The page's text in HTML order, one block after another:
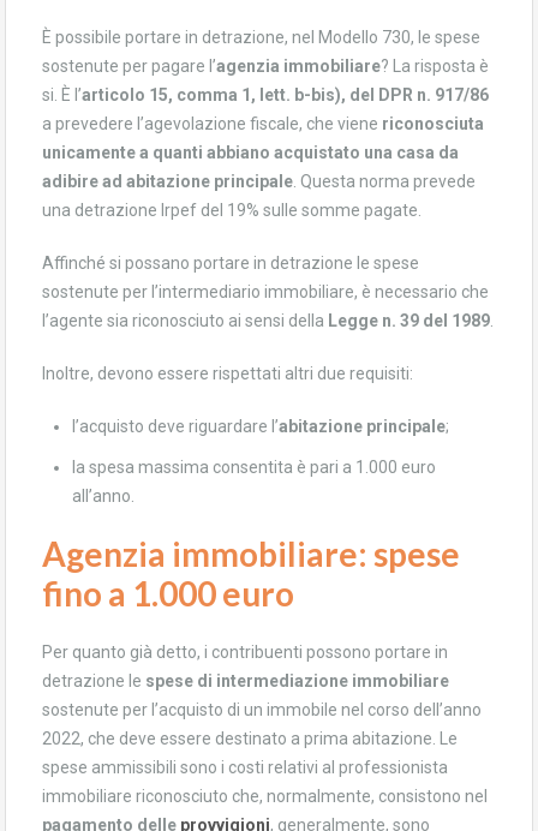
È possibile portare in detrazione, nel Modello 730, le spese
sostenute per pagare l’agenzia immobiliare? La risposta è
si. È l’articolo 15, comma 1, lett. b-bis), del DPR n. 917/86
a prevedere l’agevolazione fiscale, che viene riconosciuta
unicamente a quanti abbiano acquistato una casa da
adibire ad abitazione principale . Questa norma prevede
una detrazione Irpef del 19% sulle somme pagate.
Affinché si possano portare in detrazione le spese
sostenute per l’intermediario immobiliare, è necessario che
l’agente sia riconosciuto ai sensi della Legge n. 39 del 1989
Inoltre, devono essere rispettati altri due requisiti:
l’acquisto deve riguardare l’abitazione principale;
la spesa massima consentita è pari a 1.000 euro
all’anno.
Agenzia immobiliare: spese
fino a 1.000 euro
Per quanto già detto, i contribuenti possono portare in
detrazione le spese di intermediazione immobiliare
sostenute per l’acquisto di un immobile nel corso dell’anno
2022, che deve essere destinato a prima abitazione. Le
spese ammissibili sono i costi relativi al professionista
immobiliare riconosciuto che, normalmente, consistono nel
pagamento delle provvigioni, generalmente, sono